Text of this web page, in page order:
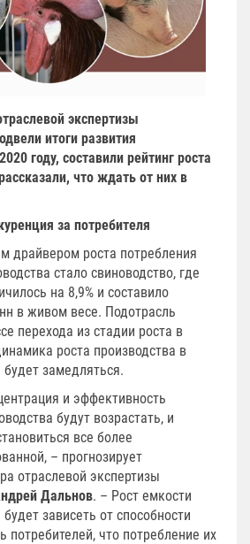
экспертизы
итоги развития
году, составили рейтинг роста
что ждать от них в
за потребителя
драйвером роста потребления
стало свиноводство, где
на 8,9% и составило
в живом весе. Подотрасль
перехода из стадии роста в
роста производства в
замедляться.
и эффективность
будут возрастать, и
все более
– прогнозирует
отраслевой экспертизы
Дальнов. – Рост емкости
зависеть от способности
потребителей, что потребление их